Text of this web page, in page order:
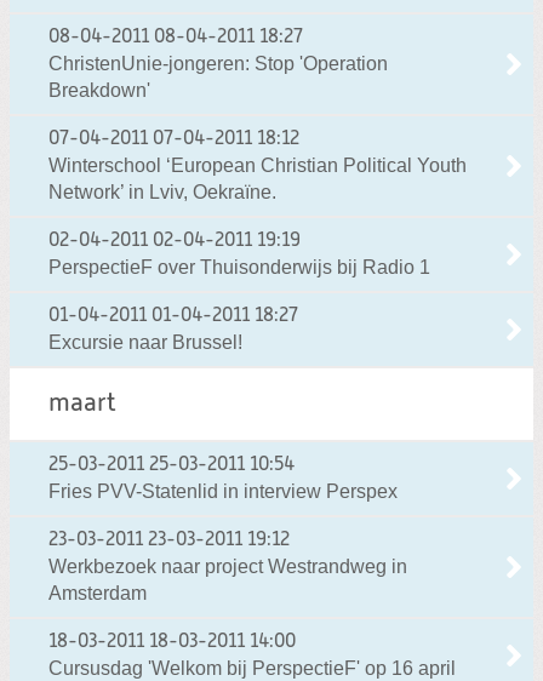
08-04-2011 08-04-2011 18:27
ChristenUnie-jongeren: Stop 'Operation
Breakdown'
07-04-2011 07-04-2011 18:12
Winterschool ‘European Christian Political Youth
Network’ in Lviv, Oekraïne.
02-04-2011 02-04-2011 19:19
PerspectieF over Thuisonderwijs bij Radio 1
01-04-2011 01-04-2011 18:27
Excursie naar Brussel!
maart
25-03-2011 25-03-2011 10:54
Fries PVV-Statenlid in interview Perspex
23-03-2011 23-03-2011 19:12
Werkbezoek naar project Westrandweg in
Amsterdam
18-03-2011 18-03-2011 14:00
Cursusdag 'Welkom bij PerspectieF' op 16 april